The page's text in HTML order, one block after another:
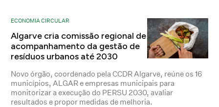
ECONOMIA CIRCULAR
Algarve cria comissão regional de
acompanhamento da gestão de
resíduos urbanos até 2030
Novo órgão, coordenado pela CCDR Algarve, reúne os 16
municípios, ALGAR e empresas municipais para
monitorizar a execução do PERSU 2030, avaliar
resultados e propor medidas de melhoria.